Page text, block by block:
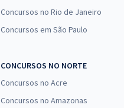
Concursos no Rio de Janeiro
Concursos em São Paulo
CONCURSOS NO NORTE
Concursos no Acre
Concursos no Amazonas